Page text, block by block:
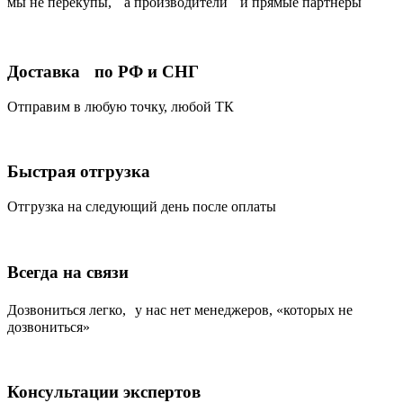
Доставка по РФ и СНГ
Отправим в любую точку, любой ТК
Быстрая отгрузка
Отгрузка на следующий день после оплаты
Всегда на связи
Дозвониться легко, у нас нет менеджеров, «которых не
дозвониться»
Консультации экспертов